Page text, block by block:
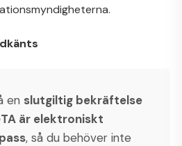
en slutgiltig bekräftelse
är elektroniskt
, så du behöver inte